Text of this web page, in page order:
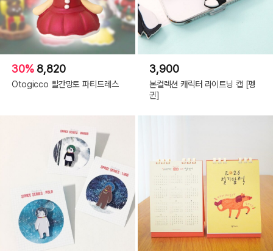
30% 8,820
Otogicco 빨간망토 파티드레스
3,900
본컬렉션 캐릭터 라이트닝 캡 [펭
귄]